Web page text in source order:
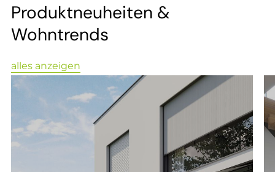
Produktneuheiten &
Wohntrends
alles anzeigen